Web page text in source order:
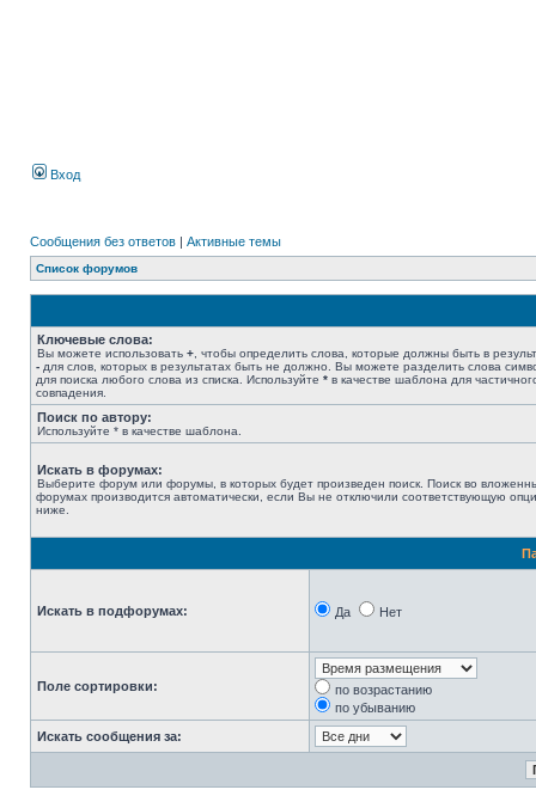
Вход
Сообщения без ответов | Активные темы
Список форумов
Ключевые слова:
Вы можете использовать + , чтобы определить слова, которые должны быть в
- для слов, которых в результатах быть не должно. Вы можете разделить слова
для поиска любого слова из списка. Используйте * в качестве шаблона для
совпадения.
Поиск по автору:
Используйте * в качестве шаблона.
Искать в форумах:
Выберите форум или форумы, в которых будет произведен поиск. Поиск во
форумах производится автоматически, если Вы не отключили соответствующую
ниже.
Искать в подфорумах: Да Нет
Поле сортировки:
по возрастанию
по убыванию
Искать сообщения за: